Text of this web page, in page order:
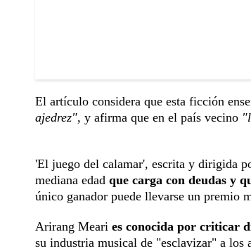
El artículo considera que esta ficción
ajedrez", y afirma que en el país vecino
'El juego del calamar', escrita y dirigida
mediana edad que carga con deudas y
único ganador puede llevarse un premio
Arirang Meari es conocida por criticar
su industria musical de "esclavizar" a los